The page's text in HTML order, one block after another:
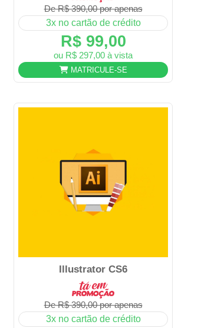
De R$ 390,00 por apenas
3x no cartão de crédito
R$ 99,00
ou R$ 297,00 à vista
MATRICULE-SE
Illustrator CS6
De R$ 390,00 por apenas
3x no cartão de crédito